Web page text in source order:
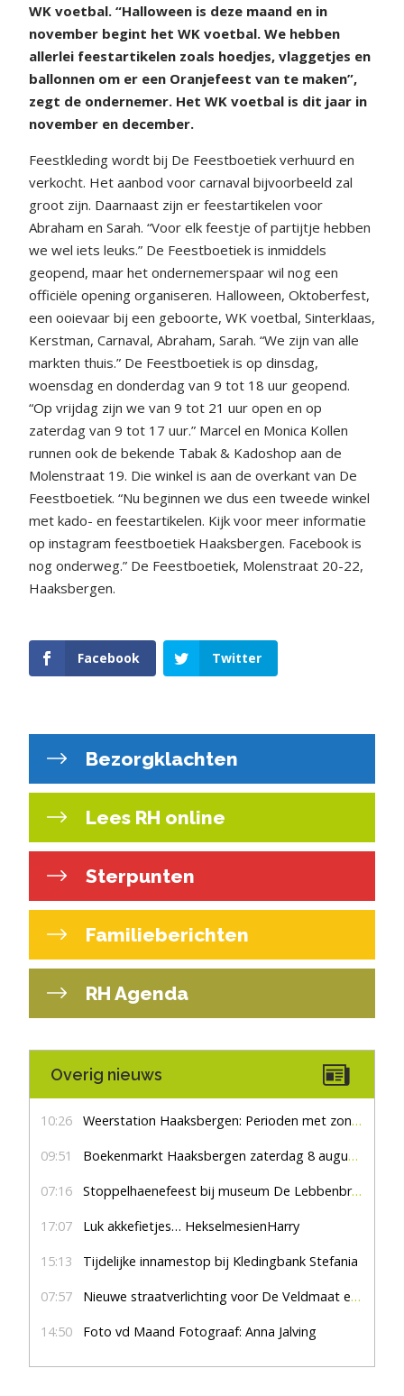
WK voetbal. “Halloween is deze maand en in
november begint het WK voetbal. We hebben
allerlei feestartikelen zoals hoedjes, vlaggetjes en
ballonnen om er een Oranjefeest van te maken”,
zegt de ondernemer. Het WK voetbal is dit jaar in
november en december.
Feestkleding wordt bij De Feestboetiek verhuurd en
verkocht. Het aanbod voor carnaval bijvoorbeeld zal
groot zijn. Daarnaast zijn er feestartikelen voor
Abraham en Sarah. “Voor elk feestje of partijtje hebben
we wel iets leuks.” De Feestboetiek is inmiddels
geopend, maar het ondernemerspaar wil nog een
officiële opening organiseren. Halloween, Oktoberfest,
een ooievaar bij een geboorte, WK voetbal, Sinterklaas,
Kerstman, Carnaval, Abraham, Sarah. “We zijn van alle
markten thuis.” De Feestboetiek is op dinsdag,
woensdag en donderdag van 9 tot 18 uur geopend.
“Op vrijdag zijn we van 9 tot 21 uur open en op
zaterdag van 9 tot 17 uur.” Marcel en Monica Kollen
runnen ook de bekende Tabak & Kadoshop aan de
Molenstraat 19. Die winkel is aan de overkant van De
Feestboetiek. “Nu beginnen we dus een tweede winkel
met kado- en feestartikelen. Kijk voor meer informatie
op instagram feestboetiek Haaksbergen. Facebook is
nog onderweg.” De Feestboetiek, Molenstraat 20-22,
Haaksbergen.
Facebook Twitter
Bezorgklachten
Lees RH online
Sterpunten
Familieberichten
RH Agenda
Overig nieuws
10:26 Weerstation Haaksbergen: Perioden met zon en droog
09:51 Boekenmarkt Haaksbergen zaterdag 8 augustus, marktplein Haaksbergen
07:16 Stoppelhaenefeest bij museum De Lebbenbrugge
17:07 Luk akkefietjes… HekselmesienHarry
15:13 Tijdelijke innamestop bij Kledingbank Stefania
07:57 Nieuwe straatverlichting voor De Veldmaat en De Pas
14:50 Foto vd Maand Fotograaf: Anna Jalving